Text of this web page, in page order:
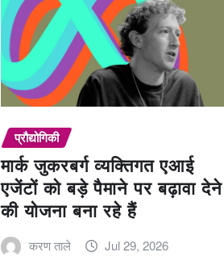
प्रौद्योगिकी
मार्क जुकरबर्ग व्यक्तिगत एआई
एजेंटों को बड़े पैमाने पर बढ़ावा देने
की योजना बना रहे हैं
करण ताले Jul 29, 2026